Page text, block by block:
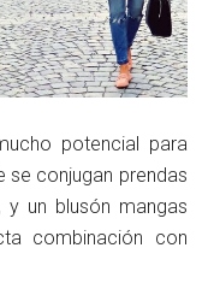
potencial para
se conjugan prendas
un blusón mangas
combinación con